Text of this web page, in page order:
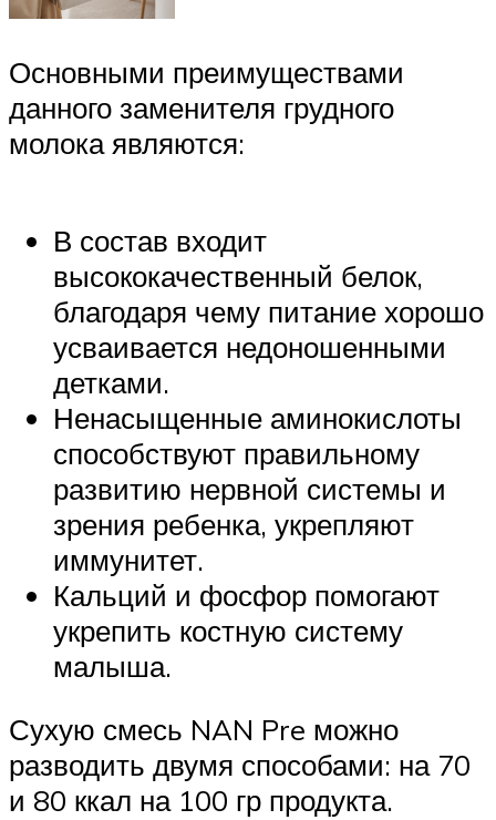
Основными преимуществами
данного заменителя грудного
молока являются:
В состав входит
высококачественный белок,
благодаря чему питание хорошо
усваивается недоношенными
детками.
Ненасыщенные аминокислоты
способствуют правильному
развитию нервной системы и
зрения ребенка, укрепляют
иммунитет.
Кальций и фосфор помогают
укрепить костную систему
малыша.
Сухую смесь NAN Pre можно
разводить двумя способами: на 70
и 80 ккал на 100 гр продукта.